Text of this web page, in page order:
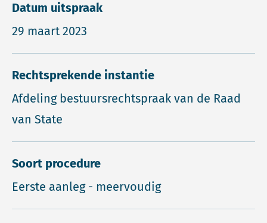
Datum uitspraak
29 maart 2023
Rechtsprekende instantie
Afdeling bestuursrechtspraak van de Raad
van State
Soort procedure
Eerste aanleg - meervoudig